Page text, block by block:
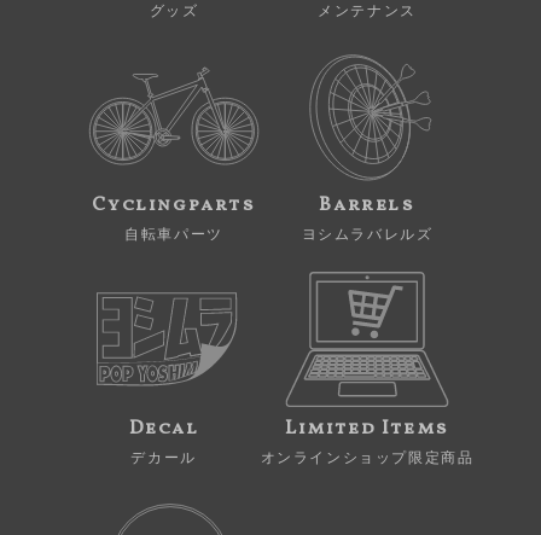
グッズ メンテナンス
Cyclingparts
自転車パーツ
Barrels
ヨシムラバレルズ
Decal
デカール
Limited Items
オンラインショップ限定商品